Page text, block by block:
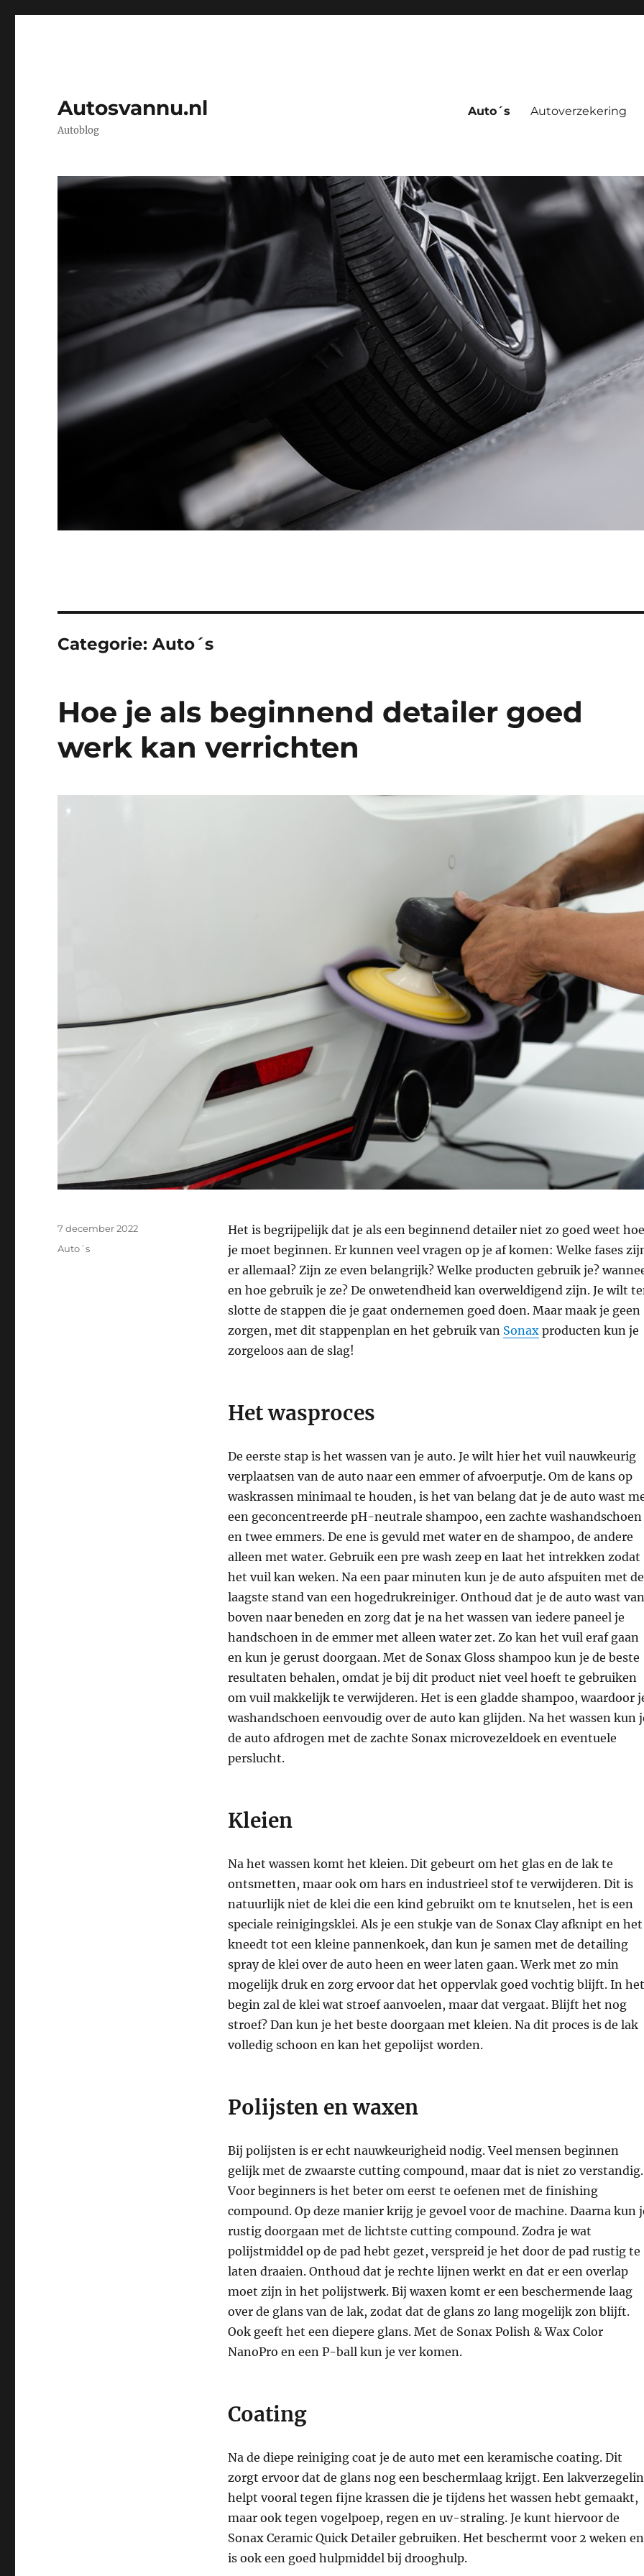
Autosvannu.nl
Autoblog
Auto´s Autoverzekering
Categorie:Auto´s
Hoe je als beginnend detailer goed
werk kan verrichten
Het is begrijpelijk dat je als een beginnend detailer niet zo goed weet hoe
je moet beginnen. Er kunnen veel vragen op je af komen: Welke fases
er allemaal? Zijn ze even belangrijk? Welke producten gebruik je?
en hoe gebruik je ze? De onwetendheid kan overweldigend zijn. Je wilt
slotte de stappen die je gaat ondernemen goed doen. Maar maak je geen
zorgen, met dit stappenplan en het gebruik van Sonaxproducten kun je
zorgeloos aan de slag!
Het wasproces
De eerste stap is het wassen van je auto. Je wilt hier het vuil nauwkeurig
verplaatsen van de auto naar een emmer of afvoerputje. Om de kans op
waskrassen minimaal te houden, is het van belang dat je de auto wast
een geconcentreerde pH-neutrale shampoo, een zachte washandschoen
en twee emmers. De ene is gevuld met water en de shampoo, de andere
alleen met water. Gebruik een pre wash zeep en laat het intrekken zodat
het vuil kan weken. Na een paar minuten kun je de auto afspuiten met de
laagste stand van een hogedrukreiniger. Onthoud dat je de auto wast van
boven naar beneden en zorg dat je na het wassen van iedere paneel je
handschoen in de emmer met alleen water zet. Zo kan het vuil eraf gaan
en kun je gerust doorgaan. Met de Sonax Gloss shampoo kun je de beste
resultaten behalen, omdat je bij dit product niet veel hoeft te gebruiken
om vuil makkelijk te verwijderen. Het is een gladde shampoo, waardoor
washandschoen eenvoudig over de auto kan glijden. Na het wassen kun
de auto afdrogen met de zachte Sonax microvezeldoek en eventuele
perslucht.
Kleien
Na het wassen komt het kleien. Dit gebeurt om het glas en de lak te
ontsmetten, maar ook om hars en industrieel stof te verwijderen. Dit is
natuurlijk niet de klei die een kind gebruikt om te knutselen, het is een
speciale reinigingsklei. Als je een stukje van de Sonax Clay afknipt en het
kneedt tot een kleine pannenkoek, dan kun je samen met de detailing
spray de klei over de auto heen en weer laten gaan. Werk met zo min
mogelijk druk en zorg ervoor dat het oppervlak goed vochtig blijft. In het
begin zal de klei wat stroef aanvoelen, maar dat vergaat. Blijft het nog
stroef? Dan kun je het beste doorgaan met kleien. Na dit proces is de lak
volledig schoon en kan het gepolijst worden.
Polijsten en waxen
Bij polijsten is er echt nauwkeurigheid nodig. Veel mensen beginnen
gelijk met de zwaarste cutting compound, maar dat is niet zo verstandig.
Voor beginners is het beter om eerst te oefenen met de finishing
compound. Op deze manier krijg je gevoel voor de machine. Daarna kun
rustig doorgaan met de lichtste cutting compound. Zodra je wat
polijstmiddel op de pad hebt gezet, verspreid je het door de pad rustig te
laten draaien. Onthoud dat je rechte lijnen werkt en dat er een overlap
moet zijn in het polijstwerk. Bij waxen komt er een beschermende laag
over de glans van de lak, zodat dat de glans zo lang mogelijk zon blijft.
Ook geeft het een diepere glans. Met de Sonax Polish & Wax Color
NanoPro en een P-ball kun je ver komen.
Coating
Na de diepe reiniging coat je de auto met een keramische coating. Dit
zorgt ervoor dat de glans nog een beschermlaag krijgt. Een
helpt vooral tegen fijne krassen die je tijdens het wassen hebt gemaakt,
maar ook tegen vogelpoep, regen en uv-straling. Je kunt hiervoor de
Sonax Ceramic Quick Detailer gebruiken. Het beschermt voor 2 weken en
is ook een goed hulpmiddel bij drooghulp.
Geplaatst
7 december 2022
Categorieën
Auto´s